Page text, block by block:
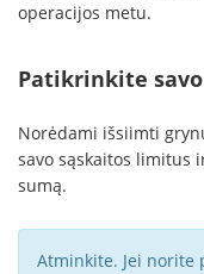
operacijos metu.
Patikrinkite
Norėdami išsiimti
savo sąskaitos limitus
sumą.
Atminkite. Jei